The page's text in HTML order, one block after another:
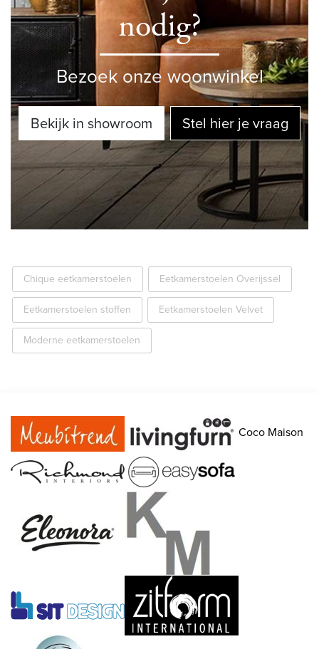
nodig?
Bezoek onze woonwinkel
Bekijk in showroom Stel hier je vraag
Chique eetkamerstoelen Eetkamerstoelen Overijssel
Eetkamerstoelen stoffen Eetkamerstoelen Velvet
Moderne eetkamerstoelen
Coco Maison